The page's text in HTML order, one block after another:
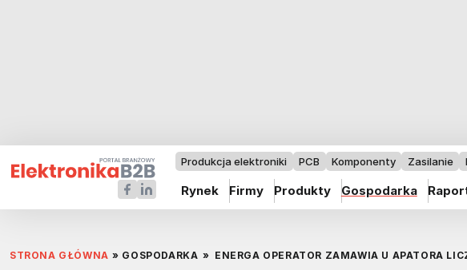
Produkcja elektroniki PCB Komponenty Zasilanie
Rynek Firmy Produkty Gospodarka
STRONA GŁÓWNA » GOSPODARKA » ENERGA OPERATOR ZAMAWIA U APATORA